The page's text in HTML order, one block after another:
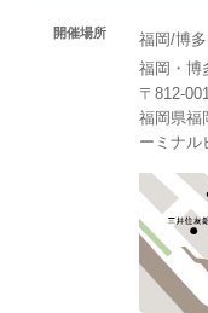
開催場所
福岡/博
福岡・博
〒812-
福岡県福
ーミナル